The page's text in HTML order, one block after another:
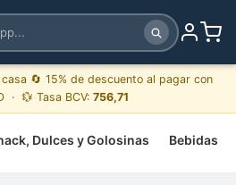
🔄 15% de descuento al pagar con
· 💱 Tasa BCV: 756,71
Dulces y Golosinas Bebidas